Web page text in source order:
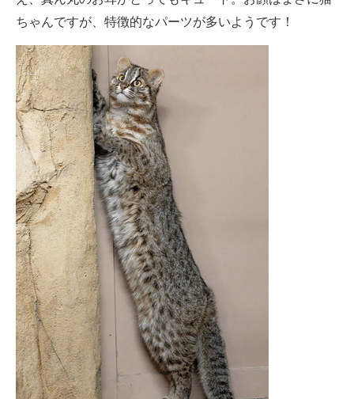
企業向けIT製品の総合サイト
製造業のIT導入・活用を支援
モノづくり技術者専門サイト
エレクトロニクス専門サイト
電子設計の基本と応用
エネルギーの専門メディア
建設×テクノロジーの最前線
ちょっと気になるネットの話題
ちゃんですが、特徴的なパーツが多いようです！